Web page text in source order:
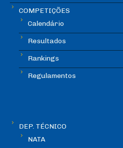
COMPETIÇÕES
Calendário
Resultados
Rankings
Regulamentos
DEP. TÉCNICO
NATA